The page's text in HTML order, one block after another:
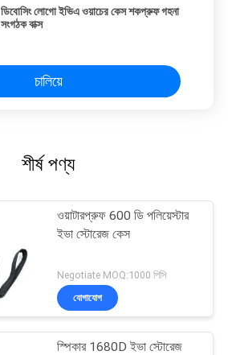
ডিবোসিং লোগো ইভিএ ওয়াচের কেস শকপ্রুফ গহনা
সংগঠক বাক্স
চালিয়ে
শীর্ষ পণ্য
ওয়াটারপ্রুফ 600 ডি পলিয়েস্টার
ইভা স্টোরেজ কেস
Negotiate MOQ:1000 পিসি
যোগাযোগ
স্পিকার 1680D ইভা স্টোরেজ